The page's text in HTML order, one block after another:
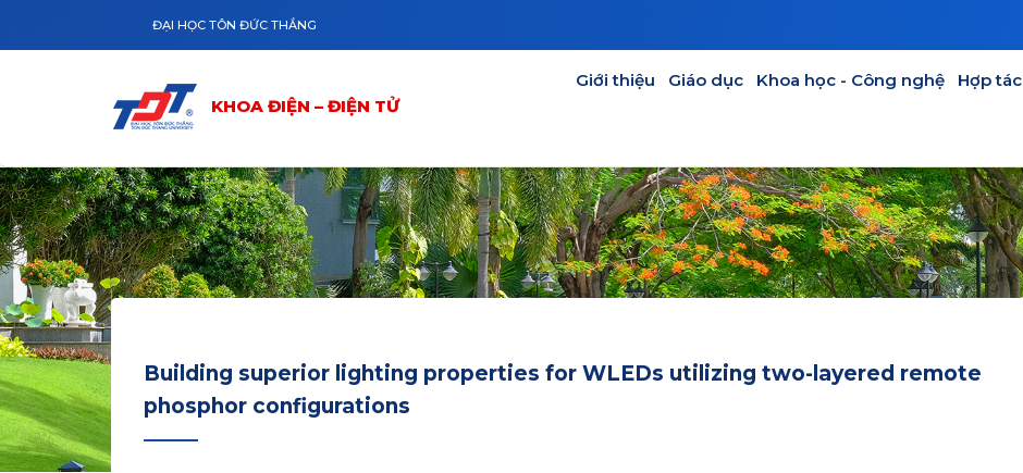
KHOA ĐIỆN – ĐIỆN TỬ
ĐẠI HỌC TÔN ĐỨC THẮNG
KHOA ĐIỆN – ĐIỆN TỬ
Giới thiệu Giáo dục Khoa học - Công nghệ Hợp tác
Building superior lighting properties for WLEDs utilizing two-layered remote
phosphor configurations